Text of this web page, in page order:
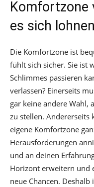
Komfortzone
es sich
Die Komfortzone ist
fühlt sich sicher. Sie ist
Schlimmes passieren
verlassen? Einerseits
gar keine andere Wahl,
zu stellen. Andererseits
eigene Komfortzone
Herausforderungen
und an deinen
Horizont erweitern und
neue Chancen.